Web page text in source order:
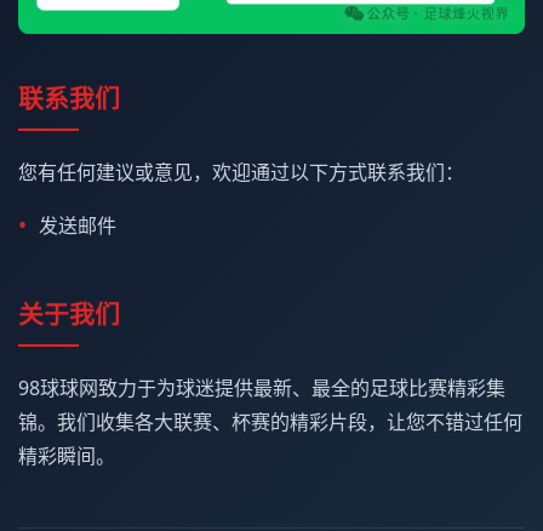
联系我们
您有任何建议或意见，欢迎通过以下方式联系我们：
发送邮件
关于我们
98球球网致力于为球迷提供最新、最全的足球比赛精彩集
锦。我们收集各大联赛、杯赛的精彩片段，让您不错过任何
精彩瞬间。